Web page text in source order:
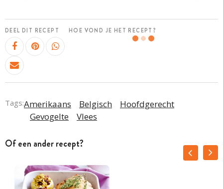
DEEL DIT RECEPT HOE VOND JE HET RECEPT?
Tags:Amerikaans Belgisch
Hoofdgerecht
Gevogelte
Vlees
Of een ander recept?